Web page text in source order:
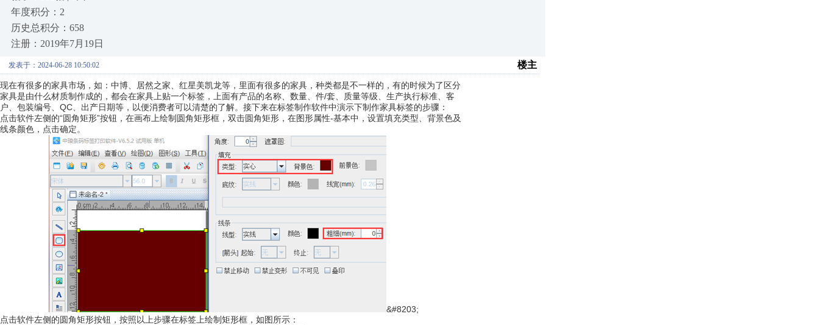
年度积分：2
历史总积分：658
注册：2019年7月19日
发表于：2024-06-28 10:50:02 楼主
现在有很多的家具市场，如：中博、居然之家、红星美凯龙等，里面有很多的家具，种类都是不一样的，有的时候为了区分
家具是由什么材质制作成的，都会在家具上贴一个标签，上面有产品的名称、数量、件/套、质量等级、生产执行标准、客
户、包装编号、QC、出产日期等，以便消费者可以清楚的了解。接下来在标签制作软件中演示下制作家具标签的步骤：
点击软件左侧的“圆角矩形”按钮，在画布上绘制圆角矩形框，双击圆角矩形，在图形属性-基本中，设置填充类型、背景色及
线条颜色，点击确定。
&#8203;
点击软件左侧的圆角矩形按钮，按照以上步骤在标签上绘制矩形框，如图所示：